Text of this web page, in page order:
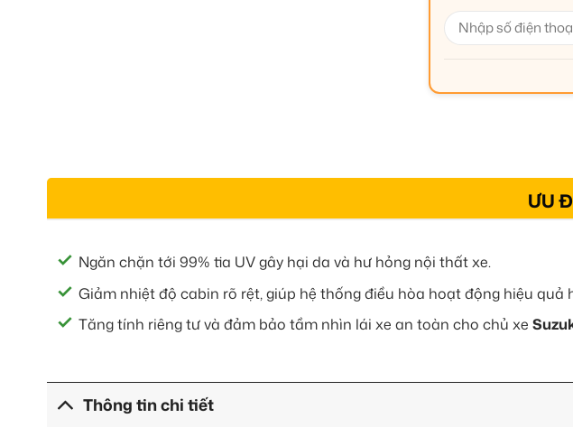
ƯU
Ngăn chặn tới 99% tia UV gây hại da và hư hỏng nội thất xe.
Giảm nhiệt độ cabin rõ rệt, giúp hệ thống điều hòa hoạt động hiệu quả
Tăng tính riêng tư và đảm bảo tầm nhìn lái xe an toàn cho chủ xe
Thông tin chi tiết